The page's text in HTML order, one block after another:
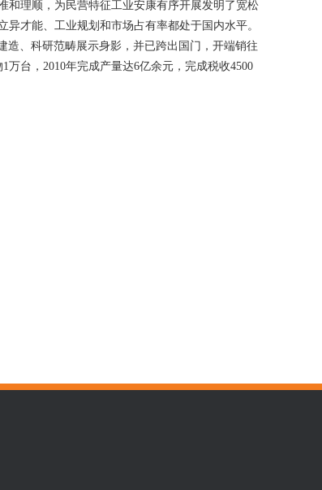
和理顺，为民营特征工业安康有序开展发明了宽松
才能、工业规划和市场占有率都处于国内水平。
、科研范畴展示身影，并已跨出国门，开端销往
台，2010年完成产量达6亿余元，完成税收4500